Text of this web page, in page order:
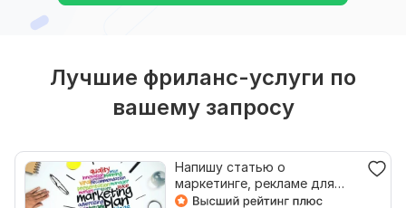
Лучшие фриланс-услуги по
вашему запросу
Напишу статью о
маркетинге, рекламе для
блога, веб-сайта, Телеграма